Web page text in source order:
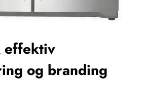
effektiv
og branding